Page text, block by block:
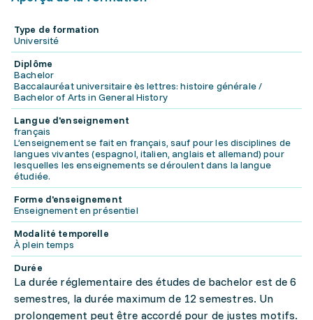
Type de formation
Université
Diplôme
Bachelor
Baccalauréat universitaire ès lettres: histoire générale /
Bachelor of Arts in General History
Langue d'enseignement
français
L’enseignement se fait en français, sauf pour les disciplines de
langues vivantes (espagnol, italien, anglais et allemand) pour
lesquelles les enseignements se déroulent dans la langue
étudiée.
Forme d'enseignement
Enseignement en présentiel
Modalité temporelle
À plein temps
Durée
La durée réglementaire des études de bachelor est de 6
semestres, la durée maximum de 12 semestres. Un
prolongement peut être accordé pour de justes motifs.